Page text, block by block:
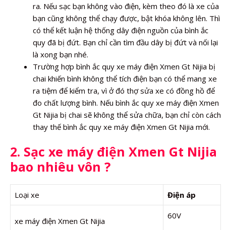
ra. Nếu sạc bạn không vào điện, kèm theo đó là xe của
bạn cũng không thể chạy được, bật khóa không lên. Thì
có thể kết luận hệ thống dây điện nguồn của bình ắc
quy đã bị đứt. Bạn chỉ cần tìm đầu dây bị đứt và nối lại
là xong bạn nhé.
Trường hợp bình ắc quy xe máy điện Xmen Gt Nijia bị
chai khiến bình không thể tích điện bạn có thể mang xe
ra tiệm để kiểm tra, vì ở đó thợ sửa xe có đồng hồ để
đo chất lượng bình. Nếu bình ắc quy xe máy điện Xmen
Gt Nijia bị chai sẽ không thể sửa chữa, bạn chỉ còn cách
thay thế bình ắc quy xe máy điện Xmen Gt Nijia mới.
2. Sạc xe máy điện Xmen Gt Nijia
bao nhiêu vôn ?
Loại xe Điện áp
xe máy điện Xmen Gt Nijia
60V